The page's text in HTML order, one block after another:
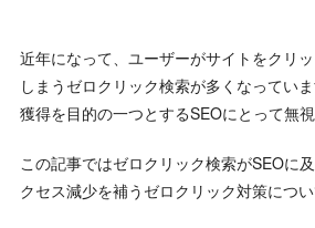
近年になって、ユーザーがサイトをクリ
しまうゼロクリック検索が多くなってい
獲得を目的の一つとするSEOにとって無
この記事ではゼロクリック検索がSEOに
クセス減少を補うゼロクリック対策につい